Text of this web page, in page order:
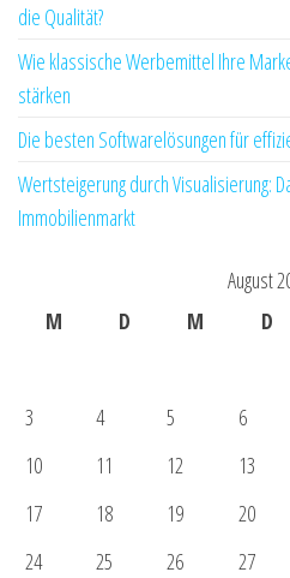
die Qualität?
Wie klassische Werbemittel Ihre
stärken
Die besten Softwarelösungen für
Wertsteigerung durch Visualisierung:
Immobilienmarkt
August
M
D M D
3
4 5 6
10
11 12 13
17
18 19 20
24
25 26 27